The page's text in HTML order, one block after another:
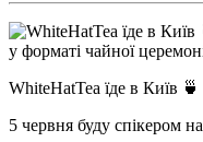
WhiteHatTea їде в Київ 🍵
5 червня буду спікером